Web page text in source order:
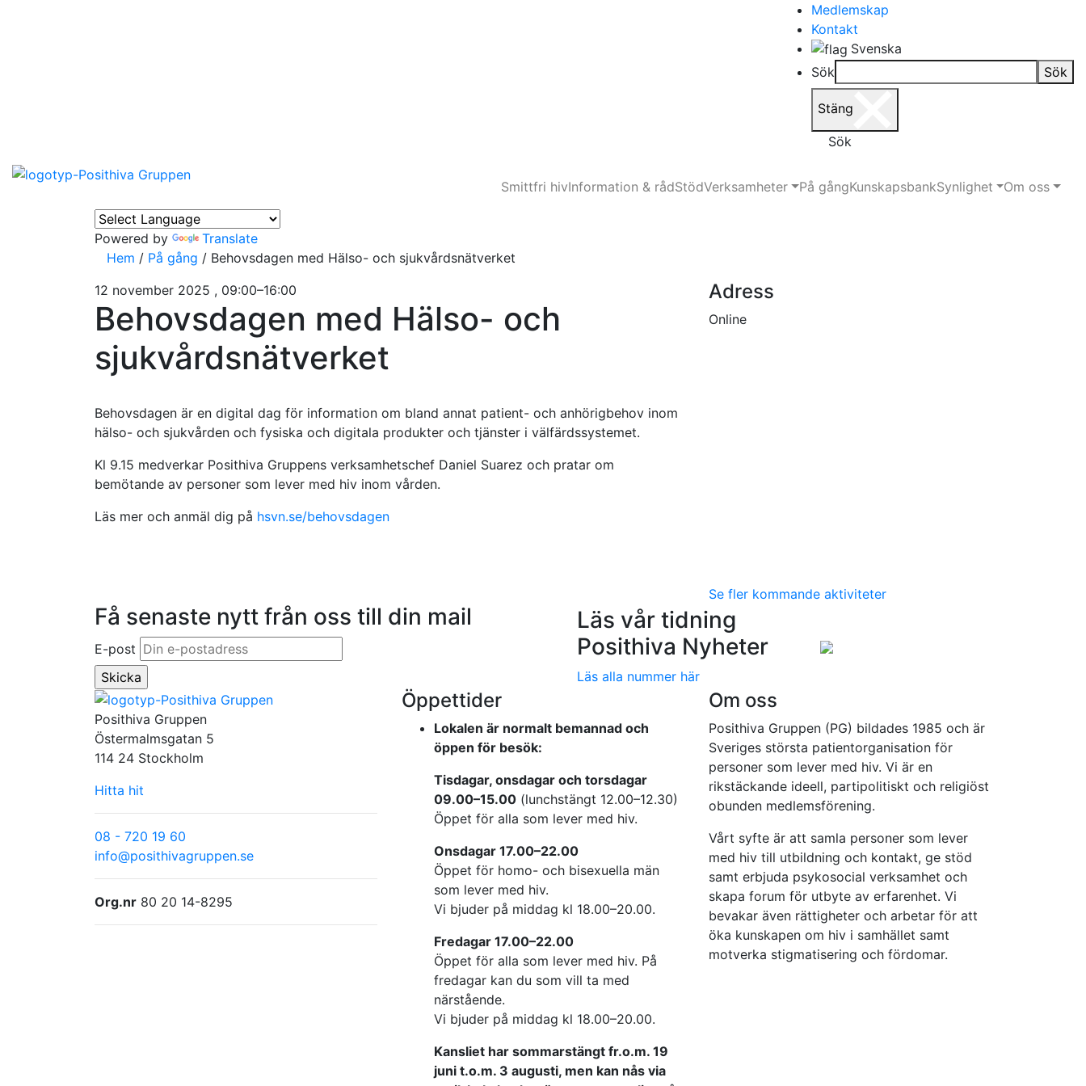
Medlemskap
Kontakt
Svenska
Sök
Sök
Stäng
Sök
Smittfri hivInformation & rådStödVerksamheter På gångKunskapsbankSynlighet Om oss
Powered by
Translate
Hem / På gång / Behovsdagen med Hälso- och sjukvårdsnätverket
12 november 2025 , 09:00–16:00
Behovsdagen med Hälso- och
sjukvårdsnätverket
Behovsdagen är en digital dag för information om bland annat patient- och anhörigbehov inom
hälso- och sjukvården och fysiska och digitala produkter och tjänster i välfärdssystemet.
Kl 9.15 medverkar Posithiva Gruppens verksamhetschef Daniel Suarez och pratar om
bemötande av personer som lever med hiv inom vården.
Läs mer och anmäl dig på hsvn.se/behovsdagen
Adress
Online
Se fler kommande aktiviteter
Få senaste nytt från oss till din mail
E-post
Läs vår tidning
Posithiva Nyheter
Läs alla nummer här
Posithiva Gruppen
Östermalmsgatan 5
114 24 Stockholm
Hitta hit
08 - 720 19 60
info@posithivagruppen.se
Org.nr 80 20 14-8295
Öppettider
Lokalen är normalt bemannad och
öppen för besök:
Tisdagar, onsdagar och torsdagar
09.00–15.00 (lunchstängt 12.00–12.30)
Öppet för alla som lever med hiv.
Onsdagar 17.00–22.00
Öppet för homo- och bisexuella män
som lever med hiv.
Vi bjuder på middag kl 18.00–20.00.
Fredagar 17.00–22.00
Öppet för alla som lever med hiv. På
fredagar kan du som vill ta med
närstående.
Vi bjuder på middag kl 18.00–20.00.
Kansliet har sommarstängt fr.o.m. 19
juni t.o.m. 3 augusti, men kan nås via
Om oss
Posithiva Gruppen (PG) bildades 1985 och är
Sveriges största patientorganisation för
personer som lever med hiv. Vi är en
rikstäckande ideell, partipolitiskt och religiöst
obunden medlemsförening.
Vårt syfte är att samla personer som lever
med hiv till utbildning och kontakt, ge stöd
samt erbjuda psykosocial verksamhet och
skapa forum för utbyte av erfarenhet. Vi
bevakar även rättigheter och arbetar för att
öka kunskapen om hiv i samhället samt
motverka stigmatisering och fördomar.